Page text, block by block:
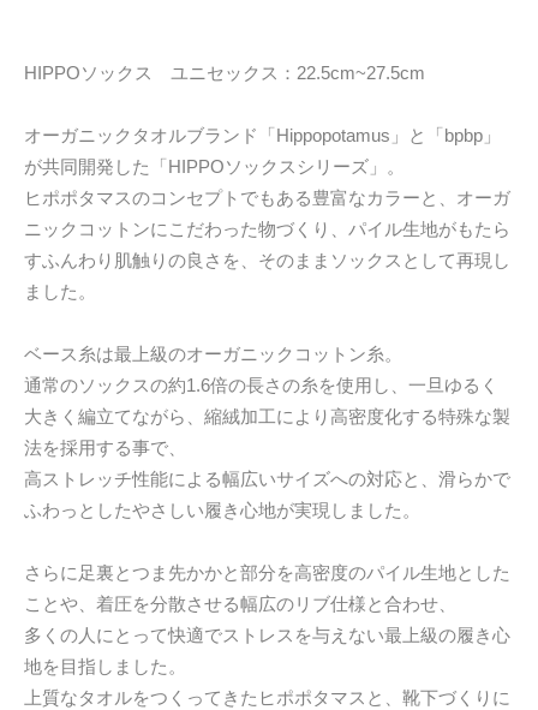
HIPPOソックス ユニセックス：22.5cm~27.5cm
オーガニックタオルブランド「Hippopotamus」と「bpbp」
が共同開発した「HIPPOソックスシリーズ」。
ヒポポタマスのコンセプトでもある豊富なカラーと、オーガ
ニックコットンにこだわった物づくり、パイル生地がもたら
すふんわり肌触りの良さを、そのままソックスとして再現し
ました。
ベース糸は最上級のオーガニックコットン糸。
通常のソックスの約1.6倍の長さの糸を使用し、一旦ゆるく
大きく編立てながら、縮絨加工により高密度化する特殊な製
法を採用する事で、
高ストレッチ性能による幅広いサイズへの対応と、滑らかで
ふわっとしたやさしい履き心地が実現しました。
さらに足裏とつま先かかと部分を高密度のパイル生地とした
ことや、着圧を分散させる幅広のリブ仕様と合わせ、
多くの人にとって快適でストレスを与えない最上級の履き心
地を目指しました。
上質なタオルをつくってきたヒポポタマスと、靴下づくりに